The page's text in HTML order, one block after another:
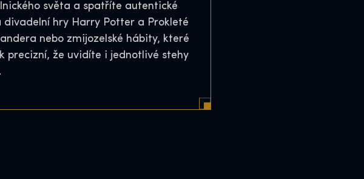
světa a spatříte autentické
hry Harry Potter a Prokleté
nebo zmijozelské hábity, které
precizní, že uvidíte i jednotlivé stehy